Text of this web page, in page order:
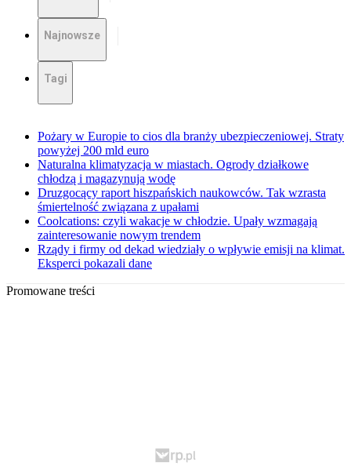
Najnowsze
Tagi
Pożary w Europie to cios dla branży ubezpieczeniowej. Straty
powyżej 200 mld euro
Naturalna klimatyzacja w miastach. Ogrody działkowe
chłodzą i magazynują wodę
Druzgocący raport hiszpańskich naukowców. Tak wzrasta
śmiertelność związana z upałami
Coolcations: czyli wakacje w chłodzie. Upały wzmagają
zainteresowanie nowym trendem
Rządy i firmy od dekad wiedziały o wpływie emisji na klimat.
Eksperci pokazali dane
Promowane treści